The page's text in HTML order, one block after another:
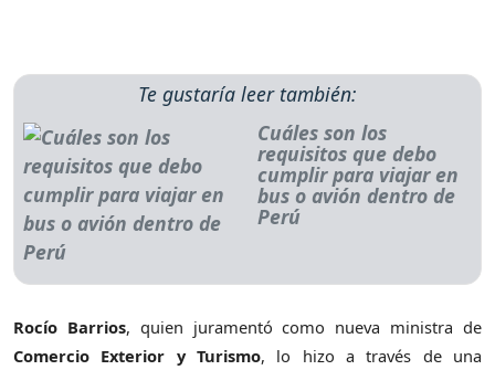
Te gustaría leer también:
Cuáles son los
requisitos que debo
cumplir para viajar en
bus o avión dentro de
Perú
Rocío Barrios, quien juramentó como nueva ministra de
Comercio Exterior y Turismo, lo hizo a través de una